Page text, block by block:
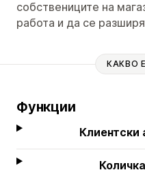
собствениците на
работа и да се
КАКВО
Функции
Клиентски